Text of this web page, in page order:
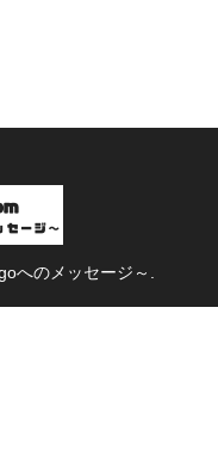
へのメッセージ～.